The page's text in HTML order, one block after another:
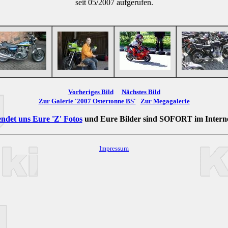
seit 05/2007 aufgerufen.
Vorheriges Bild
Nächstes Bild
Zur Galerie '2007 Ostertonne BS'
Zur Megagalerie
uns Eure 'Z' Fotosund Eure Bilder sind SOFORTim
Impressum